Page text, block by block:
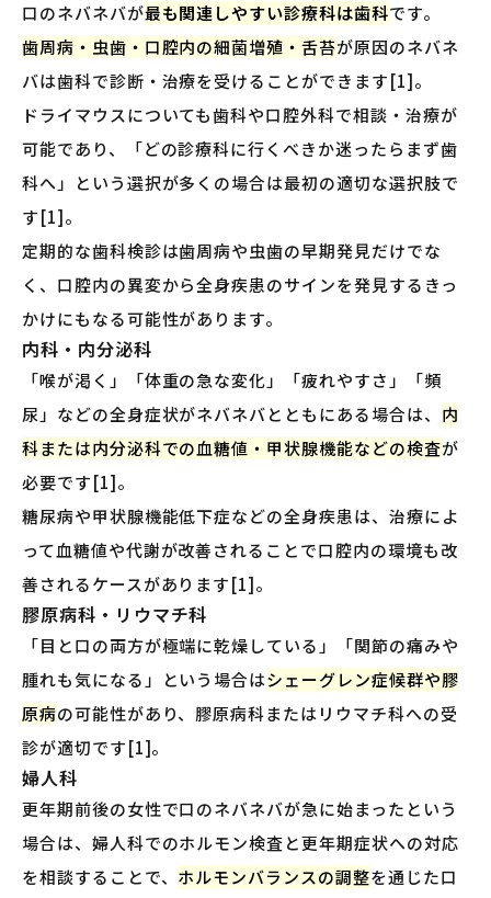
口のネバネバが最も関連しやすい診療科は歯科です。
歯周病・虫歯・口腔内の細菌増殖・舌苔が原因のネバネ
バは歯科で診断・治療を受けることができます[1]。
ドライマウスについても歯科や口腔外科で相談・治療が
可能であり、「どの診療科に行くべきか迷ったらまず歯
科へ」という選択が多くの場合は最初の適切な選択肢で
す[1]。
定期的な歯科検診は歯周病や虫歯の早期発見だけでな
く、口腔内の異変から全身疾患のサインを発見するきっ
かけにもなる可能性があります。
内科・内分泌科
「喉が渇く」「体重の急な変化」「疲れやすさ」「頻
尿」などの全身症状がネバネバとともにある場合は、 内
科または内分泌科での血糖値・甲状腺機能などの検査が
必要です[1]。
糖尿病や甲状腺機能低下症などの全身疾患は、治療によ
って血糖値や代謝が改善されることで口腔内の環境も改
善されるケースがあります[1]。
膠原病科・リウマチ科
「目と口の両方が極端に乾燥している」「関節の痛みや
腫れも気になる」という場合はシェーグレン症候群や膠
原病の可能性があり、膠原病科またはリウマチ科への受
診が適切です[1]。
婦人科
更年期前後の女性で口のネバネバが急に始まったという
場合は、婦人科でのホルモン検査と更年期症状への対応
を相談することで、 ホルモンバランスの調整を通じた口